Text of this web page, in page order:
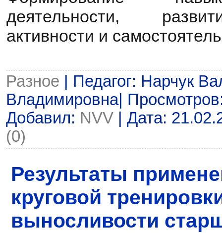
деятельности,
активности и
Разное | Педагог: Нарчук
Владимировна|
Добавил: NVV | Дата:
(0)
Результаты
круговой
выносливости